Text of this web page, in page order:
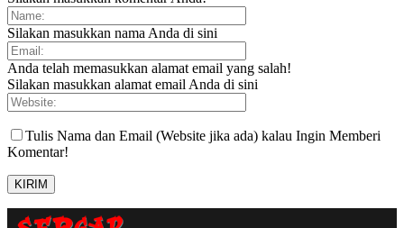
Silakan masukkan nama Anda di sini
Anda telah memasukkan alamat email yang salah!
Silakan masukkan alamat email Anda di sini
Tulis Nama dan Email (Website jika ada) kalau Ingin Memberi
Komentar!